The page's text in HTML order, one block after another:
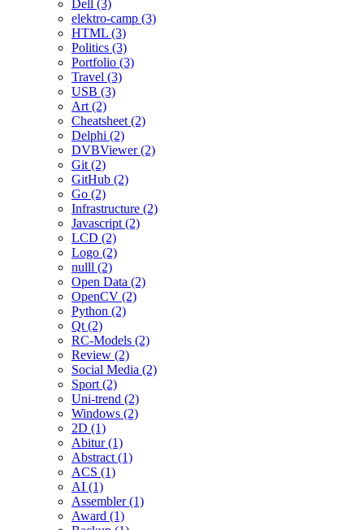
Dell (3)
elektro-camp (3)
HTML (3)
Politics (3)
Portfolio (3)
Travel (3)
USB (3)
Art (2)
Cheatsheet (2)
Delphi (2)
DVBViewer (2)
Git (2)
GitHub (2)
Go (2)
Infrastructure (2)
Javascript (2)
LCD (2)
Logo (2)
nulll (2)
Open Data (2)
OpenCV (2)
Python (2)
Qt (2)
RC-Models (2)
Review (2)
Social Media (2)
Sport (2)
Uni-trend (2)
Windows (2)
2D (1)
Abitur (1)
Abstract (1)
ACS (1)
AI (1)
Assembler (1)
Award (1)